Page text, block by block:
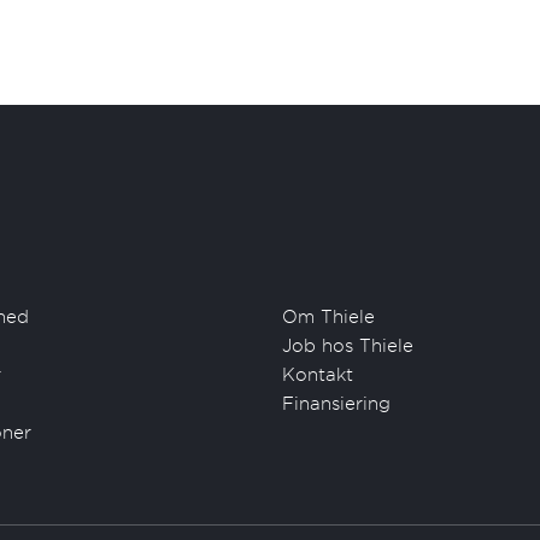
Om Thiele
Job hos Thiele
Kontakt
Finansiering